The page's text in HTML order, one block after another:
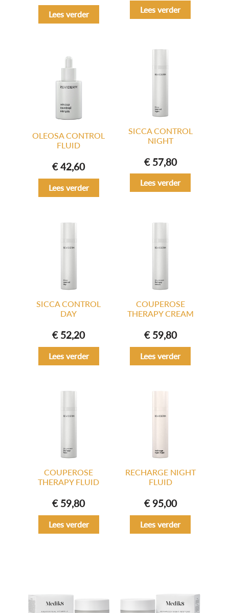
Lees verder
Lees verder
OLEOSA CONTROL
FLUID
€42,60
Lees verder
SICCA CONTROL
NIGHT
€57,80
Lees verder
SICCA CONTROL
DAY
€52,20
Lees verder
COUPEROSE
THERAPY CREAM
€59,80
Lees verder
COUPEROSE
THERAPY FLUID
€59,80
Lees verder
RECHARGE NIGHT
FLUID
€95,00
Lees verder